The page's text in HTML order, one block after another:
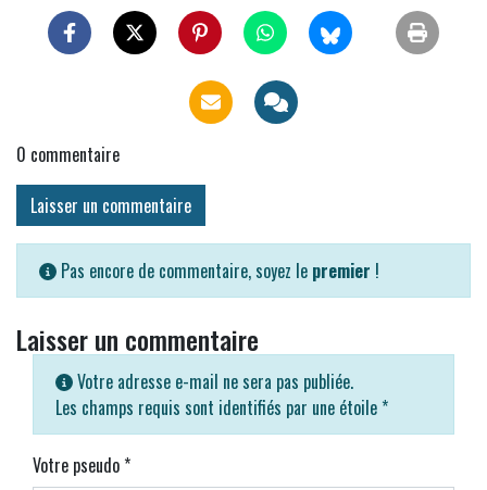
0 commentaire
Laisser un commentaire
Pas encore de commentaire, soyez le premier !
Laisser un commentaire
Votre adresse e-mail ne sera pas publiée.
Les champs requis sont identifiés par une étoile *
Votre pseudo*